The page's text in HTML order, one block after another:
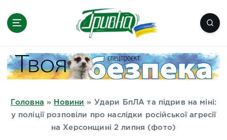
Миколаїв, Одеса, Мелітополь
Головна » Новини » Удари БпЛА та підрив на міні:
у поліції розповіли про наслідки російської агресії
на Херсонщині 2 липня (фото)